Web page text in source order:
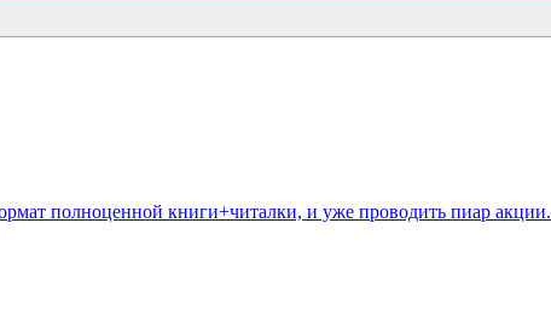
полноценной книги+читалки, и уже проводить пиар акции.